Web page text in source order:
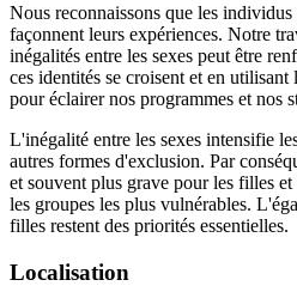
Nous reconnaissons que les
façonnent leurs expériences. Notre
inégalités entre les sexes peut être
ces identités se croisent et en utilisant
pour éclairer nos programmes et nos
L'inégalité entre les sexes intensifie
autres formes d'exclusion. Par
et souvent plus grave pour les filles
les groupes les plus vulnérables.
filles restent des priorités essentielles.
Localisation